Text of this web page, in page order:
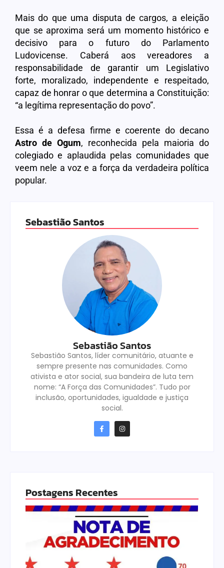
Mais do que uma disputa de cargos, a eleição
que se aproxima será um momento histórico e
decisivo para o futuro do Parlamento
Ludovicense. Caberá aos vereadores a
responsabilidade de garantir um Legislativo
forte, moralizado, independente e respeitado,
capaz de honrar o que determina a Constituição:
“a legítima representação do povo”.
Essa é a defesa firme e coerente do decano
Astro de Ogum, reconhecida pela maioria do
colegiado e aplaudida pelas comunidades que
veem nele a voz e a força da verdadeira política
popular.
Sebastião Santos
Sebastião Santos
Sebastião Santos, líder comunitário, atuante e
sempre presente nas comunidades. Como
ativista e ator social, sua bandeira de luta tem
nome: “A Força das Comunidades”. Tudo por
inclusão, oportunidades, igualdade e justiça
social.
Postagens Recentes